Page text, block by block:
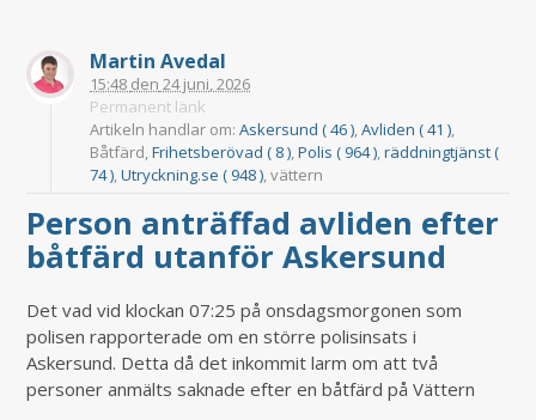
Martin Avedal
15:48 den 24 juni, 2026
Permanent länk
Artikeln handlar om:Askersund ( 46 ),Avliden ( 41 ),
Båtfärd,Frihetsberövad ( 8 ),Polis ( 964 ),räddningtjänst (
74 ),Utryckning.se ( 948 ), vättern
Person anträffad avliden efter
båtfärd utanför Askersund
Det vad vid klockan 07:25 på onsdagsmorgonen som
polisen rapporterade om en större polisinsats i
Askersund. Detta då det inkommit larm om att två
personer anmälts saknade efter en båtfärd på Vättern